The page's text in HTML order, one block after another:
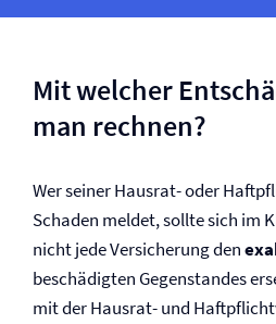
Mit welcher
man rechnen?
Wer seiner Hausrat- oder
Schaden meldet, sollte sich im
nicht jede Versicherung den
beschädigten Gegenstandes
mit der Hausrat- und